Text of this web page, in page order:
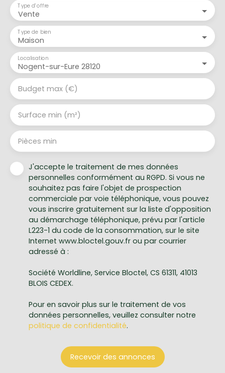
Vente
Type d'offre
Maison
Type de bien
Nogent-sur-Eure 28120
Localisation
Budget max (€)
Surface min (m²)
Pièces min
J'accepte le traitement de mes données
personnelles conformément au RGPD. Si vous ne
souhaitez pas faire l'objet de prospection
commerciale par voie téléphonique, vous pouvez
vous inscrire gratuitement sur la liste d'opposition
au démarchage téléphonique, prévu par l'article
L223-1 du code de la consommation, sur le site
Internet www.bloctel.gouv.fr ou par courrier
adressé à :
Société Worldline, Service Bloctel, CS 61311, 41013
BLOIS CEDEX.
Pour en savoir plus sur le traitement de vos
données personnelles, veuillez consulter notre
politique de confidentialité.
Recevoir des annonces